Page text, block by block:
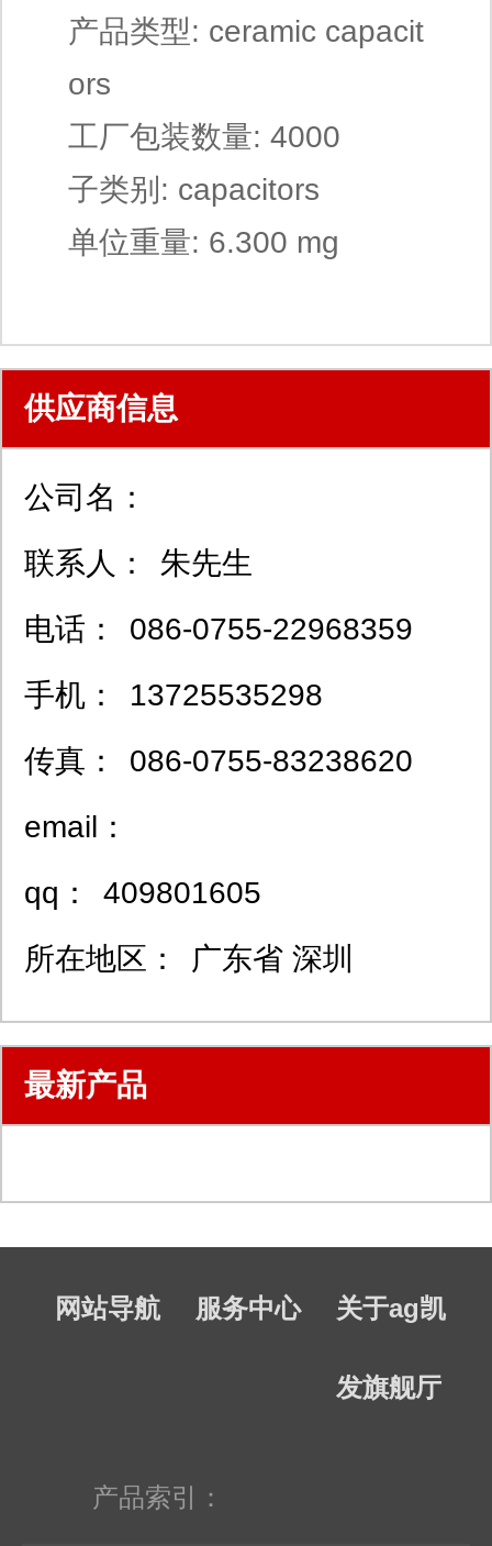
产品类型: ceramic capacit
ors
工厂包装数量: 4000
子类别: capacitors
单位重量: 6.300 mg
供应商信息
公司名：
联系人：
朱先生
电话：
086-0755-22968359
手机：
13725535298
传真：
086-0755-83238620
email：
qq：
409801605
所在地区：
广东省 深圳
最新产品
网站导航 服务中心 关于ag凯
发旗舰厅
产品索引：